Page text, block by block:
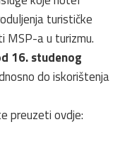
turističke
MSP-a u turizmu.
16. studenog
do iskorištenja
preuzeti ovdje: